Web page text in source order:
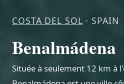
COSTA DEL SOL · SPAIN
Benalmádena
Située à seulement 12 km à